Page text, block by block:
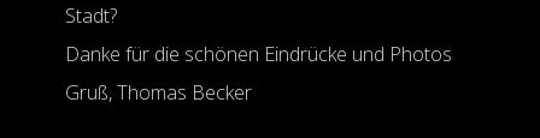
Stadt?
Danke für die schönen Eindrücke und Photos
Gruß, Thomas Becker